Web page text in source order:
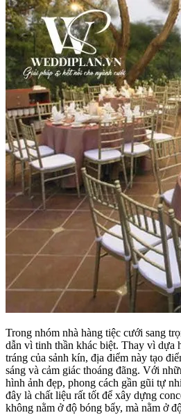
Trong nhóm nhà hàng tiệc cưới sang
dẫn vì tinh thần khác biệt. Thay vì dựa
tráng của sảnh kín, địa điểm này tạo
sáng và cảm giác thoáng đãng. Với
hình ảnh đẹp, phong cách gần gũi tự
đây là chất liệu rất tốt để xây dựng
không nằm ở độ bóng bẩy, mà nằm ở